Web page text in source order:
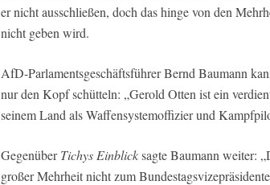
er nicht ausschließen, doch das hinge von den
nicht geben wird.
AfD-Parlamentsgeschäftsführer Bernd Baumann
nur den Kopf schütteln: „Gerold Otten ist ein
seinem Land als Waffensystemoffizier und
GegenüberTichys Einblicksagte Baumann weiter:
großer Mehrheit nicht zum